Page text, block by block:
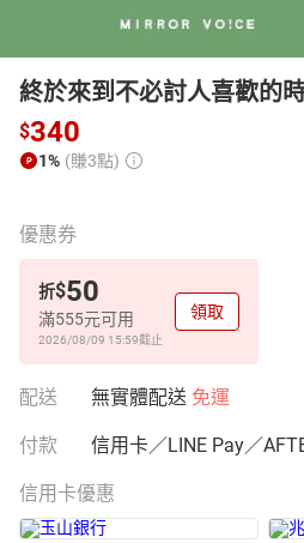
終於來到不必討人喜歡的
$340
1% (賺3點)
優惠券
折$50
滿555元可用
2026/08/09 15:59截止
領取
配送 無實體配送 免運
付款 信用卡／LINE Pay／
信用卡優惠